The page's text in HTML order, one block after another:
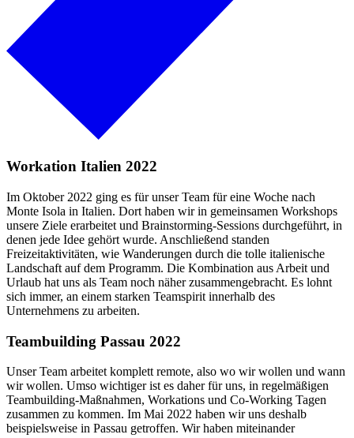
Workation Italien 2022
Im Oktober 2022 ging es für unser Team für eine Woche nach
Monte Isola in Italien. Dort haben wir in gemeinsamen Workshops
unsere Ziele erarbeitet und Brainstorming-Sessions durchgeführt, in
denen jede Idee gehört wurde. Anschließend standen
Freizeitaktivitäten, wie Wanderungen durch die tolle italienische
Landschaft auf dem Programm. Die Kombination aus Arbeit und
Urlaub hat uns als Team noch näher zusammengebracht. Es lohnt
sich immer, an einem starken Teamspirit innerhalb des
Unternehmens zu arbeiten.
Teambuilding Passau 2022
Unser Team arbeitet komplett remote, also wo wir wollen und wann
wir wollen. Umso wichtiger ist es daher für uns, in regelmäßigen
Teambuilding-Maßnahmen, Workations und Co-Working Tagen
zusammen zu kommen. Im Mai 2022 haben wir uns deshalb
beispielsweise in Passau getroffen. Wir haben miteinander